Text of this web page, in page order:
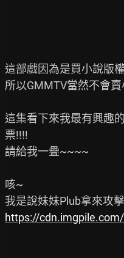
這部戲因為是買小說版
所以GMMTV當然不會
這集看下來我最有興趣
票!!!!
請給我一疊~~~~
咳~
https://cdn.imgpile.com/